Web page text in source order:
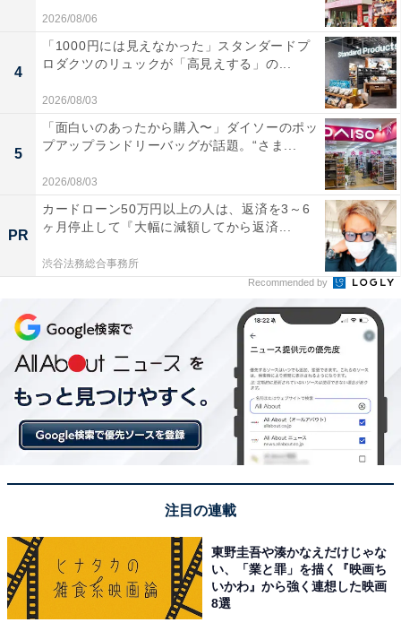
2026/08/06
4
「1000円には見えなかった」スタンダードプ
ロダクツのリュックが「高見えする」の...
2026/08/03
5
「面白いのあったから購入〜」ダイソーのポッ
プアップランドリーバッグが話題。“さま...
2026/08/03
PR
カードローン50万円以上の人は、返済を3～6
ヶ月停止して『大幅に減額してから返済...
渋谷法務総合事務所
Recommended by
注目の連載
東野圭吾や湊かなえだけじゃな
い、「業と罪」を描く『映画ち
いかわ』から強く連想した映画
8選